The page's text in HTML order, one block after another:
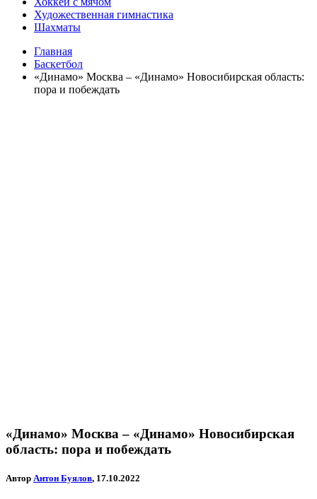
Художественная гимнастика
Шахматы
Главная
Баскетбол
«Динамо» Москва – «Динамо» Новосибирская область:
пора и побеждать
«Динамо» Москва – «Динамо» Новосибирская
область: пора и побеждать
Автор Антон Буялов, 17.10.2022